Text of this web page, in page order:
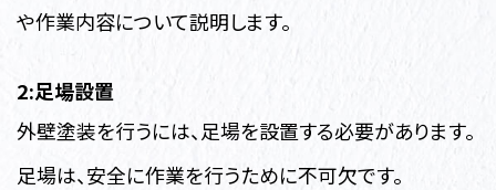
や作業内容について説明します。
2:足場設置
外壁塗装を行うには、足場を設置する必要があります。
足場は、安全に作業を行うために不可欠です。